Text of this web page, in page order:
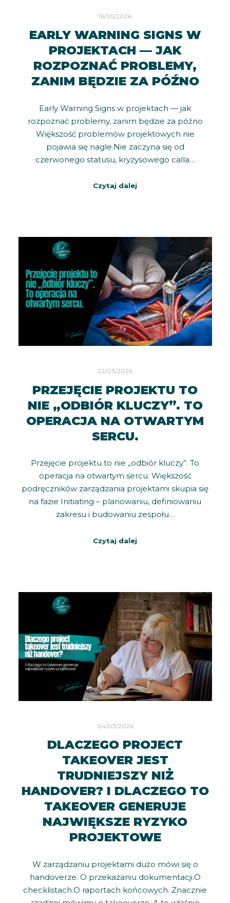
16/05/2026
EARLY WARNING SIGNS W
PROJEKTACH — JAK
ROZPOZNAĆ PROBLEMY,
ZANIM BĘDZIE ZA PÓŹNO
Early Warning Signs w projektach — jak
rozpoznać problemy, zanim będzie za późno
Większość problemów projektowych nie
pojawia się nagle.Nie zaczyna się od
czerwonego statusu, kryzysowego calla…
Czytaj dalej
22/03/2026
PRZEJĘCIE PROJEKTU TO
NIE „ODBIÓR KLUCZY”. TO
OPERACJA NA OTWARTYM
SERCU.
Przejęcie projektu to nie „odbiór kluczy”. To
operacja na otwartym sercu. Większość
podręczników zarządzania projektami skupia się
na fazie Initiating – planowaniu, definiowaniu
zakresu i budowaniu zespołu…
Czytaj dalej
04/03/2026
DLACZEGO PROJECT
TAKEOVER JEST
TRUDNIEJSZY NIŻ
HANDOVER? I DLACZEGO TO
TAKEOVER GENERUJE
NAJWIĘKSZE RYZYKO
PROJEKTOWE
W zarządzaniu projektami dużo mówi się o
handoverze. O przekazaniu dokumentacji.O
checklistach.O raportach końcowych. Znacznie